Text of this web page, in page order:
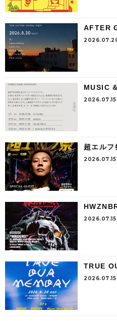
AFTER
MUSIC
2026.07.15
超エルフ
2026.07.15
2026.07.15
TRUE
2026.07.15